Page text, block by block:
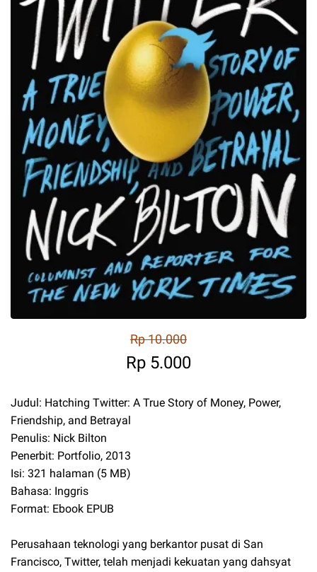
Rp 10.000
Rp 5.000
Judul: Hatching Twitter: A True Story of Money, Power,
Friendship, and Betrayal
Penulis: Nick Bilton
Penerbit: Portfolio, 2013
Isi: 321 halaman (5 MB)
Bahasa: Inggris
Format: Ebook EPUB
Perusahaan teknologi yang berkantor pusat di San
Francisco, Twitter, telah menjadi kekuatan yang dahsyat